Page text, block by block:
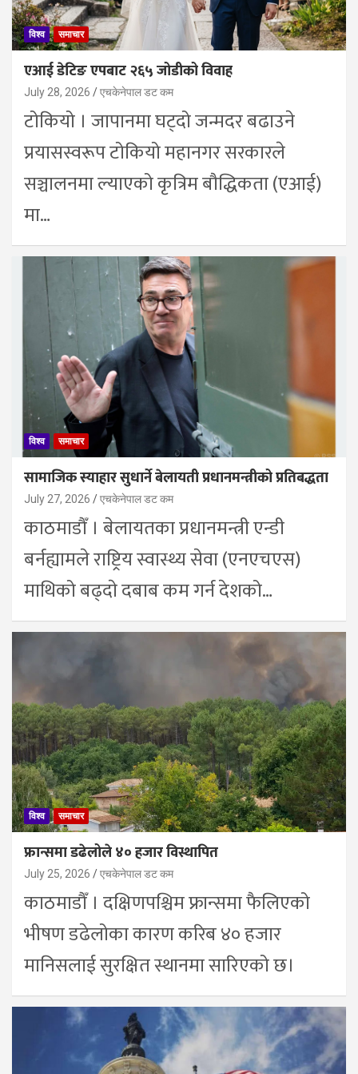
विश्व समाचार
एआई डेटिङ एपबाट २६५ जोडीको विवाह
July 28, 2026 एचकेनेपाल डट कम
टोकियो । जापानमा घट्दो जन्मदर बढाउने
प्रयासस्वरूप टोकियो महानगर सरकारले
सञ्चालनमा ल्याएको कृत्रिम बौद्धिकता (एआई)
मा…
विश्व समाचार
सामाजिक स्याहार सुधार्ने बेलायती प्रधानमन्त्रीको प्रतिबद्धता
July 27, 2026 एचकेनेपाल डट कम
काठमाडाैँ । बेलायतका प्रधानमन्त्री एन्डी
बर्नह्यामले राष्ट्रिय स्वास्थ्य सेवा (एनएचएस)
माथिको बढ्दाे दबाब कम गर्न देशको…
विश्व समाचार
फ्रान्समा डढेलोले ४० हजार विस्थापित
July 25, 2026 एचकेनेपाल डट कम
काठमाडाैँ । दक्षिणपश्चिम फ्रान्समा फैलिएको
भीषण डढेलोका कारण करिब ४० हजार
मानिसलाई सुरक्षित स्थानमा सारिएको छ।